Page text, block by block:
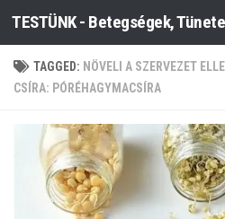
Skip to content
TESTÜNK - Betegségek,
TAGGED: NÖVELI A SZERVEZET
CSÍRA: PÓRÉHAGYMACSÍRA